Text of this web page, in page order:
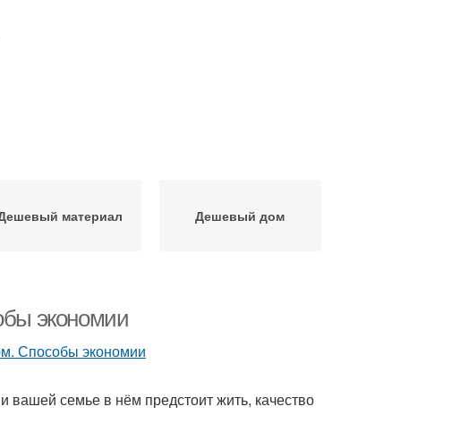
материал Дешевый дом
экономии
вашей семье в нём предстоит жить, качество